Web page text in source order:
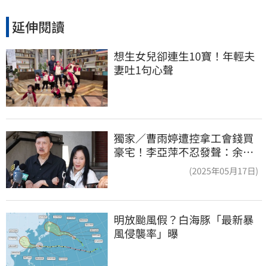
延伸閱讀
想生女兒卻連生10寶！年輕夫
妻吐1句心聲
獨家／曹雨婷遭控拿工會錢買
豪宅！李亞萍不忍發聲：余天
(2025年05月17日)
明放颱風假？白海豚「最新暴
風侵襲率」曝